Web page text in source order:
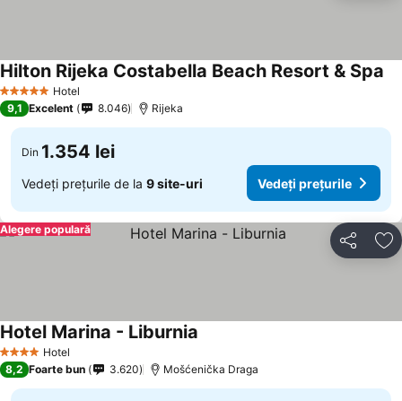
5 Stele Hotel
Hilton Rijeka Costabella Beach Resort & Spa
9,1 Excelent 8.046 Rijeka
Din 1.354 lei
Vedeți prețurile de la 9 site-uri Vedeți prețurile
Distribuiți
Alegere populară
4 Stele Hotel
Hotel Marina - Liburnia
8,2 Foarte bun 3.620 Mošćenička Draga